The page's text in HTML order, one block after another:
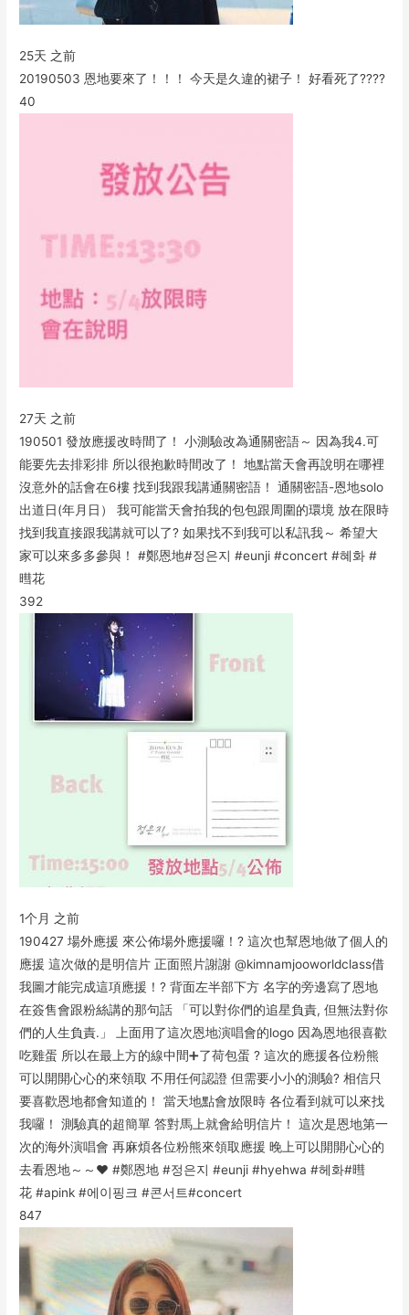
25天 之前
20190503 恩地要來了！！！ 今天是久違的裙子！ 好看死了????
40
27天 之前
190501 發放應援改時間了！ 小測驗改為通關密語～ 因為我4.可
能要先去排彩排 所以很抱歉時間改了！ 地點當天會再說明在哪裡
沒意外的話會在6樓 找到我跟我講通關密語！ 通關密語-恩地solo
出道日(年月日） 我可能當天會拍我的包包跟周圍的環境 放在限時
找到我直接跟我講就可以了? 如果找不到我可以私訊我～ 希望大
家可以來多多參與！ #鄭恩地#정은지 #eunji #concert #혜화 #
暳花
392
1个月 之前
190427 場外應援 來公佈場外應援囉！? 這次也幫恩地做了個人的
應援 這次做的是明信片 正面照片謝謝 @kimnamjooworldclass借
我圖才能完成這項應援！? 背面左半部下方 名字的旁邊寫了恩地
在簽售會跟粉絲講的那句話 「可以對你們的追星負責, 但無法對你
們的人生負責.」 上面用了這次恩地演唱會的logo 因為恩地很喜歡
吃雞蛋 所以在最上方的線中間➕了荷包蛋 ? 這次的應援各位粉熊
可以開開心心的來領取 不用任何認證 但需要小小的測驗? 相信只
要喜歡恩地都會知道的！ 當天地點會放限時 各位看到就可以來找
我囉！ 測驗真的超簡單 答對馬上就會給明信片！ 這次是恩地第一
次的海外演唱會 再麻煩各位粉熊來領取應援 晚上可以開開心心的
去看恩地～～♥️ #鄭恩地 #정은지 #eunji #hyehwa #헤화#暳
花 #apink #에이핑크 #콘서트#concert
847